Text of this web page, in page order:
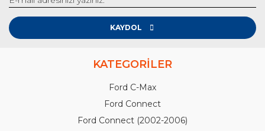
KAYDOL
KATEGORİLER
Ford C-Max
Ford Connect
Ford Connect (2002-2006)